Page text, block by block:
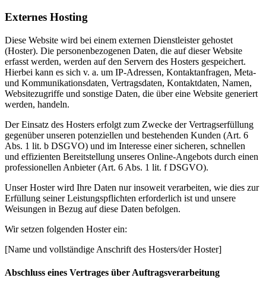
Externes Hosting
Diese Website wird bei einem externen Dienstleister gehostet
(Hoster). Die personenbezogenen Daten, die auf dieser Website
erfasst werden, werden auf den Servern des Hosters gespeichert.
Hierbei kann es sich v. a. um IP-Adressen, Kontaktanfragen, Meta-
und Kommunikationsdaten, Vertragsdaten, Kontaktdaten, Namen,
Websitezugriffe und sonstige Daten, die über eine Website generiert
werden, handeln.
Der Einsatz des Hosters erfolgt zum Zwecke der Vertragserfüllung
gegenüber unseren potenziellen und bestehenden Kunden (Art. 6
Abs. 1 lit. b DSGVO) und im Interesse einer sicheren, schnellen
und effizienten Bereitstellung unseres Online-Angebots durch einen
professionellen Anbieter (Art. 6 Abs. 1 lit. f DSGVO).
Unser Hoster wird Ihre Daten nur insoweit verarbeiten, wie dies zur
Erfüllung seiner Leistungspflichten erforderlich ist und unsere
Weisungen in Bezug auf diese Daten befolgen.
Wir setzen folgenden Hoster ein:
[Name und vollständige Anschrift des Hosters/der Hoster]
Abschluss eines Vertrages über Auftragsverarbeitung